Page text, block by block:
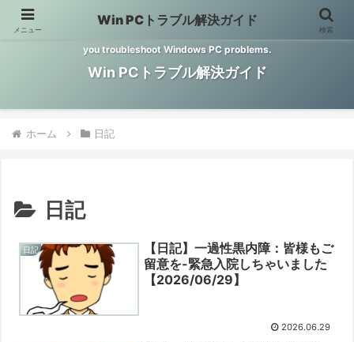
Windows PCのトラブル解決をお手伝いするサイトです。 This site helps
you troubleshoot Windows PC problems.
Win PCトラブル解決ガイド
ホーム 日記
日記
日記
【日記】一過性黒内障：皆様もご
留意を-緊急入院しちゃいました
【2026/06/29】
2026.06.29
メニュー
Win PCトラブル解決ガイド
検索